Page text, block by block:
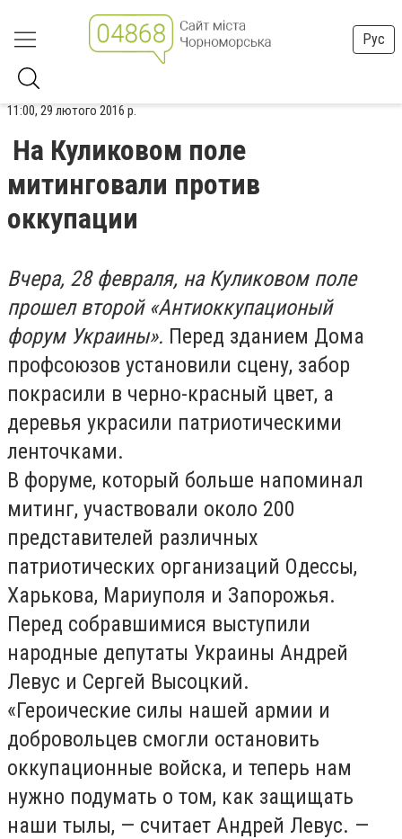
Рус
11:00, 29 лютого 2016 р.
На Куликовом поле
митинговали против
оккупации
Вчера, 28 февраля, на Куликовом поле
прошел второй «Антиоккупационый
форум Украины». Перед зданием Дома
профсоюзов установили сцену, забор
покрасили в черно-красный цвет, а
деревья украсили патриотическими
ленточками.
В форуме, который больше напоминал
митинг, участвовали около 200
представителей различных
патриотических организаций Одессы,
Харькова, Мариуполя и Запорожья.
Перед собравшимися выступили
народные депутаты Украины Андрей
Левус и Сергей Высоцкий.
«Героические силы нашей армии и
добровольцев смогли остановить
оккупационные войска, и теперь нам
нужно подумать о том, как защищать
наши тылы, — считает Андрей Левус. —